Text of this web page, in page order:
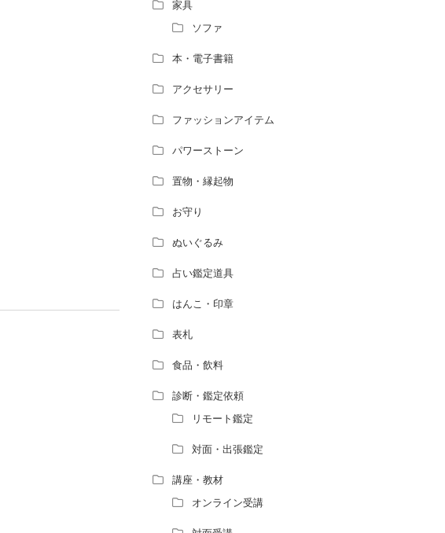
いですか？
家具
ソファ
本・電子書籍
アクセサリー
ファッションアイテム
パワーストーン
置物・縁起物
お守り
ぬいぐるみ
占い鑑定道具
はんこ・印章
表札
食品・飲料
診断・鑑定依頼
リモート鑑定
対面・出張鑑定
講座・教材
オンライン受講